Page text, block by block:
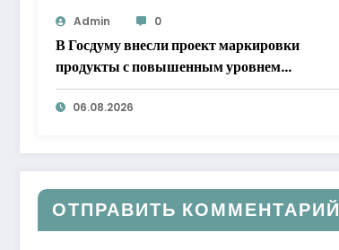
Admin 0
В Госдуму внесли проект маркировки
продукты с повышенным уровнем
добавленного сахара
06.08.2026
ОТПРАВИТЬ КОММЕНТАРИЙ